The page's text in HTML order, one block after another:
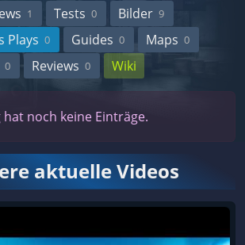
1 Tests 0 Bilder 9
Plays 0 Guides 0 Maps 0
0 Reviews 0 Wiki
noch keine Einträge.
aktuelle Videos